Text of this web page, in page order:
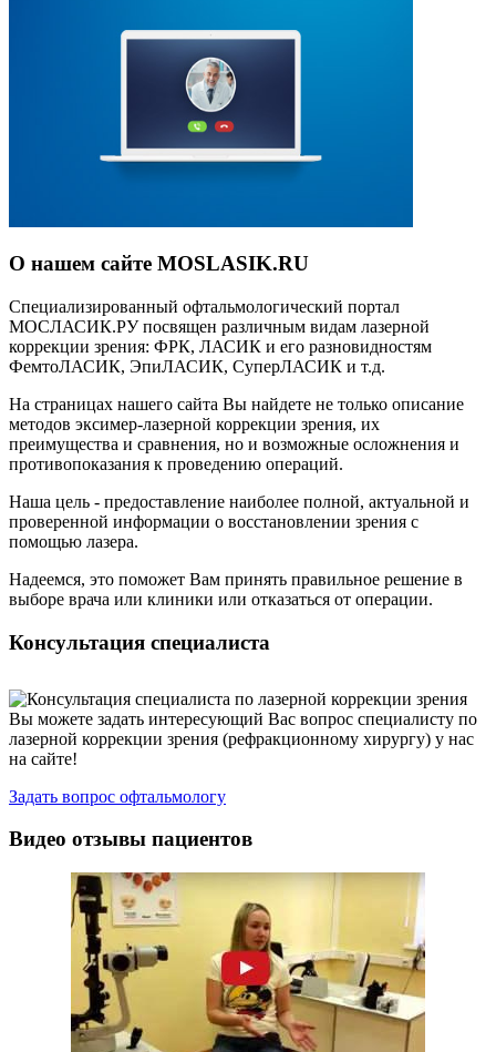
О нашем сайте MOSLASIK.RU
Специализированный офтальмологический портал
МОСЛАСИК.РУ посвящен различным видам лазерной
коррекции зрения: ФРК, ЛАСИК и его разновидностям
ФемтоЛАСИК, ЭпиЛАСИК, СуперЛАСИК и т.д.
На страницах нашего сайта Вы найдете не только описание
методов эксимер-лазерной коррекции зрения, их
преимущества и сравнения, но и возможные осложнения и
противопоказания к проведению операций.
Наша цель - предоставление наиболее полной, актуальной и
проверенной информации о восстановлении зрения с
помощью лазера.
Надеемся, это поможет Вам принять правильное решение в
выборе врача или клиники или отказаться от операции.
Консультация специалиста
Вы можете задать интересующий Вас вопрос специалисту по
лазерной коррекции зрения (рефракционному хирургу) у нас
на сайте!
Задать вопрос офтальмологу
Видео отзывы пациентов